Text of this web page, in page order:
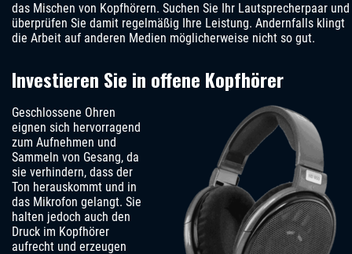
das Mischen von Kopfhörern. Suchen Sie Ihr Lautsprecherpaar und
überprüfen Sie damit regelmäßig Ihre Leistung. Andernfalls klingt
die Arbeit auf anderen Medien möglicherweise nicht so gut.
Investieren Sie in offene Kopfhörer
Geschlossene Ohren
eignen sich hervorragend
zum Aufnehmen und
Sammeln von Gesang, da
sie verhindern, dass der
Ton herauskommt und in
das Mikrofon gelangt. Sie
halten jedoch auch den
Druck im Kopfhörer
aufrecht und erzeugen